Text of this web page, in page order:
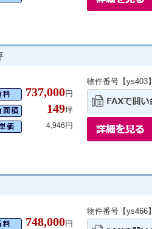
737,000円
149坪
4,946 円
物件番号【ys403】
748,000円
物件番号【ys466】